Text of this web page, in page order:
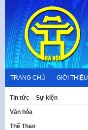
content
TRANG CHỦ GIỚI THIỆU
Tin tức – Sự kiện
Văn hóa
Thể Thao